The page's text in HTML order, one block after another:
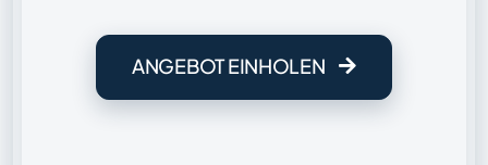
ANGEBOT EINHOLEN